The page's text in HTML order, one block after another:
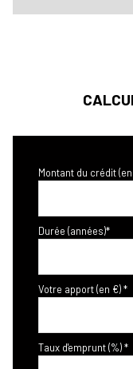
Montant du crédit
Durée (années)*
Votre apport (en €) *
Taux d'emprunt (%) *